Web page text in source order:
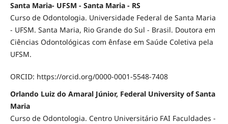
Santa Maria- UFSM - Santa Maria - RS
Curso de Odontologia. Universidade Federal de Santa Maria
- UFSM. Santa Maria, Rio Grande do Sul - Brasil. Doutora em
Ciências Odontológicas com ênfase em Saúde Coletiva pela
UFSM.
ORCID: https://orcid.org/0000-0001-5548-7408
Orlando Luiz do Amaral Júnior, Federal University of Santa
Maria
Curso de Odontologia. Centro Universitário FAI Faculdades -